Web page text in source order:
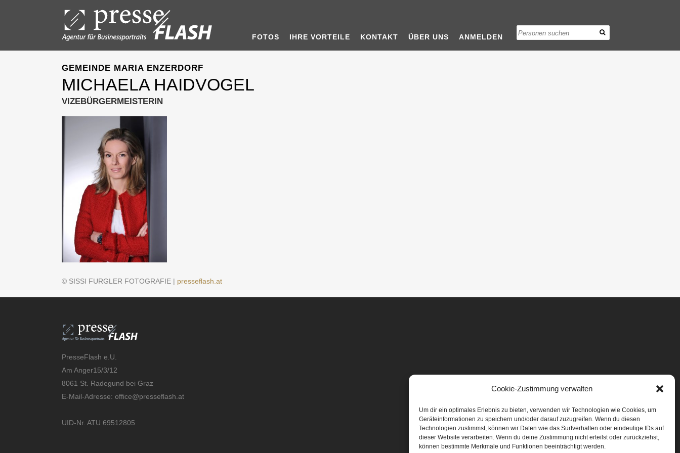
Cookie-Zustimmung verwalten
Um dir ein optimales Erlebnis zu bieten, verwenden wir Technologien wie Cookies, um
Geräteinformationen zu speichern und/oder darauf zuzugreifen. Wenn du diesen
Technologien zustimmst, können wir Daten wie das Surfverhalten oder eindeutige IDs auf
dieser Website verarbeiten. Wenn du deine Zustimmung nicht erteilst oder zurückziehst,
können bestimmte Merkmale und Funktionen beeinträchtigt werden.
FOTOS IHRE VORTEILE KONTAKT ÜBER UNS ANMELDEN
GEMEINDE MARIA ENZERDORF
MICHAELA HAIDVOGEL
VIZEBÜRGERMEISTERIN
© SISSI FURGLER FOTOGRAFIE | presseflash.at
PresseFlash e.U.
Am Anger15/3/12
8061 St. Radegund bei Graz
E-Mail-Adresse: office@presseflash.at
UID-Nr. ATU 69512805